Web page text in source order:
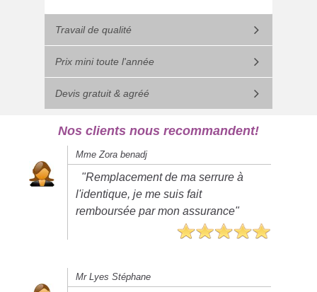
Travail de qualité
Prix mini toute l'année
Devis gratuit & agréé
Nos clients nous recommandent!
Mme Zora benadj
"Remplacement de ma serrure à
l'identique, je me suis fait
remboursée par mon assurance"
Mr Lyes Stéphane